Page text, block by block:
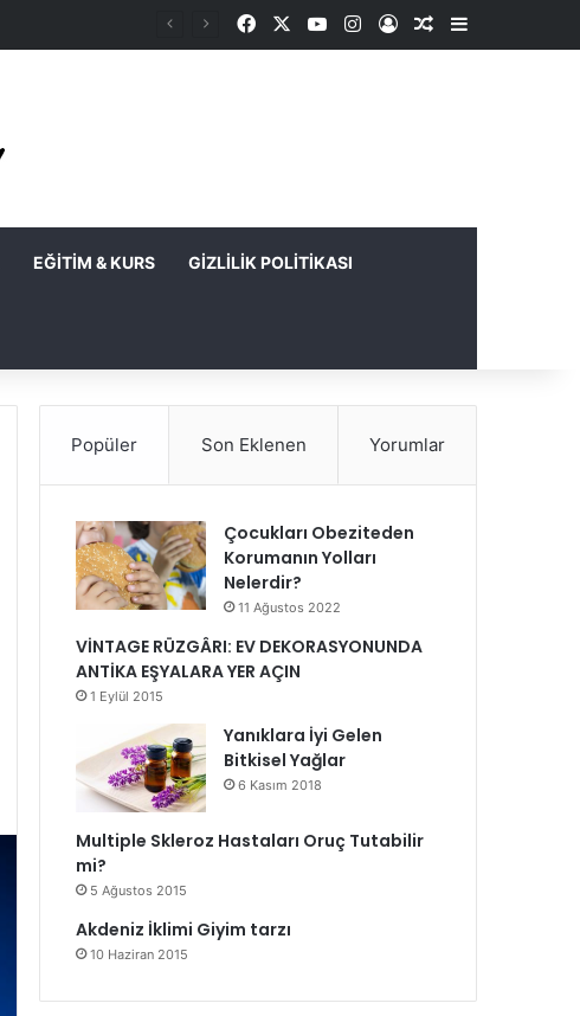
FacebookYouTubeInstagram
Kayıt OlRastgele Makale
Kenar
EĞITIM & KURS GIZLILIK POLITIKASI
Popüler Son Eklenen Yorumlar
Çocukları Obeziteden
Korumanın Yolları
Nelerdir?
11 Ağustos 2022
VİNTAGE RÜZGÂRI: EV DEKORASYONUNDA
ANTİKA EŞYALARA YER AÇIN
1 Eylül 2015
Yanıklara İyi Gelen
Bitkisel Yağlar
6 Kasım 2018
Multiple Skleroz Hastaları Oruç Tutabilir
mi?
5 Ağustos 2015
Akdeniz İklimi Giyim tarzı
10 Haziran 2015